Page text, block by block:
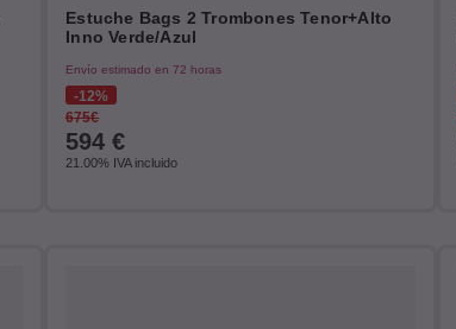
Estuche Bags 2 Trombones Tenor+Alto
Inno Verde/Azul
Envío estimado en 72 horas
12%
675€
594 €
21.00% IVA incluido